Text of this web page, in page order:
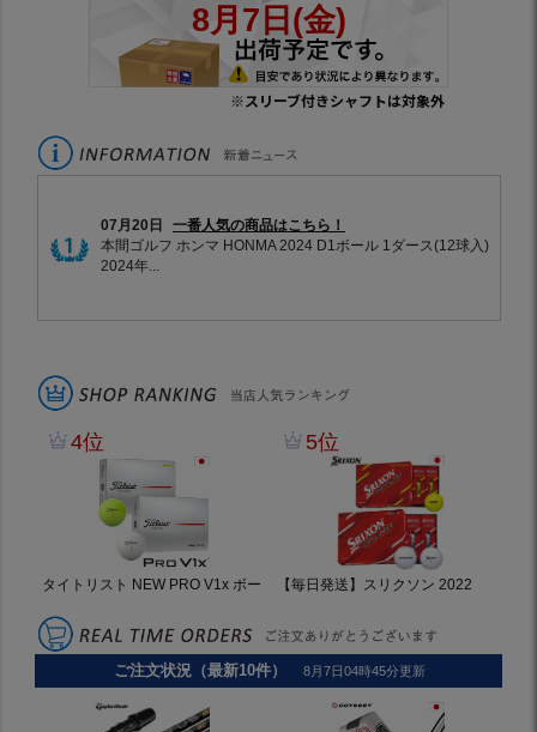
※スリーブ付きシャフトは対象外